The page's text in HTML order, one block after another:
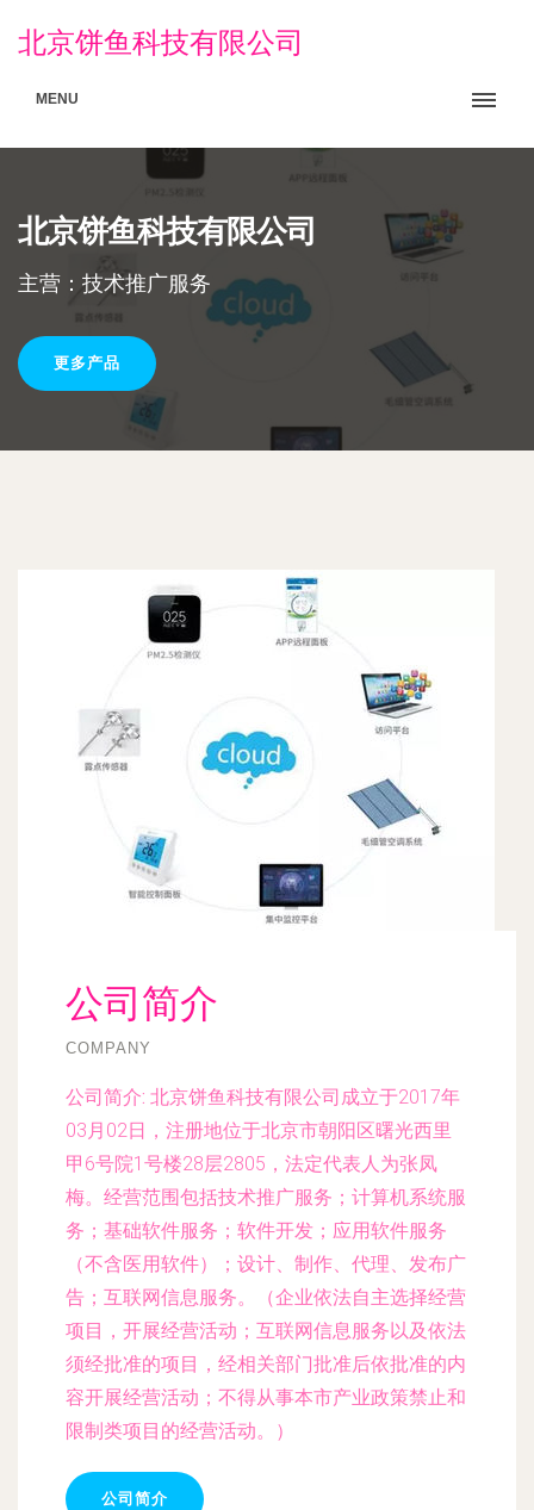
北京饼鱼科技有限公司
MENU
北京饼鱼科技有限公司
主营：技术推广服务
更多产品
公司简介
COMPANY
公司简介: 北京饼鱼科技有限公司成立于2017年
03月02日，注册地位于北京市朝阳区曙光西里
甲6号院1号楼28层2805，法定代表人为张凤
梅。经营范围包括技术推广服务；计算机系统服
务；基础软件服务；软件开发；应用软件服务
（不含医用软件）；设计、制作、代理、发布广
告；互联网信息服务。（企业依法自主选择经营
项目，开展经营活动；互联网信息服务以及依法
须经批准的项目，经相关部门批准后依批准的内
容开展经营活动；不得从事本市产业政策禁止和
限制类项目的经营活动。）
公司简介